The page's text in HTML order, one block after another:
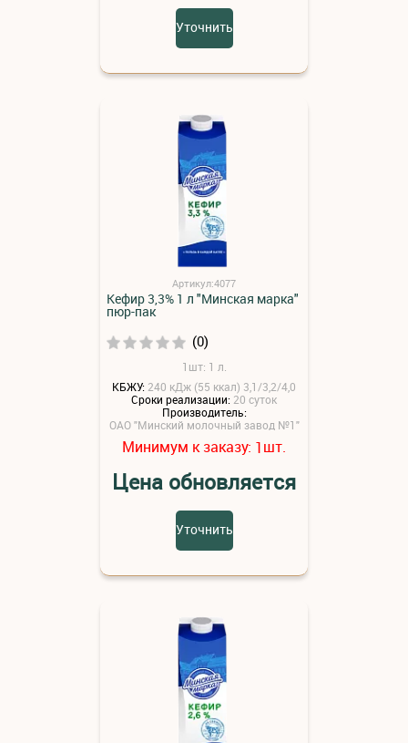
Уточнить
Артикул:4077
Кефир 3,3% 1 л "Минская марка"
пюр-пак
(0)
1шт: 1 л.
КБЖУ:240 кДж (55 ккал) 3,1/3,2/4,0
Сроки реализации:20 суток
Производитель:
ОАО "Минский молочный завод №1"
Минимум к заказу: 1шт.
Цена обновляется
Уточнить